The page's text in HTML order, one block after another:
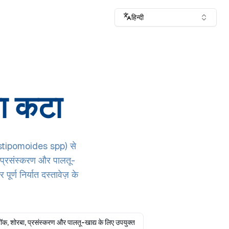
हिन्दी
कटा
spp) से
प्रसंस्करण और पालतू-
निर्यात दस्तावेज़ के
शोरबा, प्रसंस्करण और पालतू-खाद्य के लिए उपयुक्त